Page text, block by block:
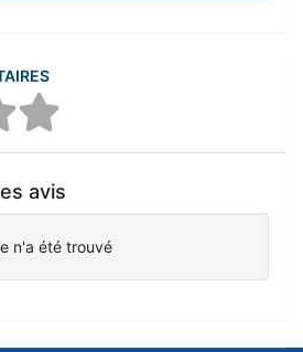
avis
n'a été trouvé